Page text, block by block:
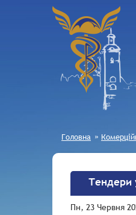
Головна »
Тендери
Пн, 23 Червня